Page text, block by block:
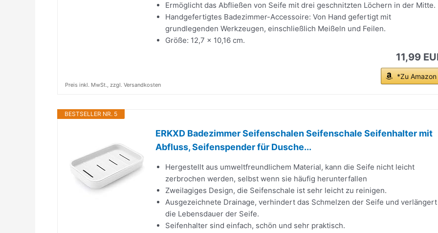
Ermöglicht das Abfließen von Seife mit drei geschnitzten Löchern in der Mitte.
Handgefertigtes Badezimmer-Accessoire: Von Hand gefertigt mit
grundlegenden Werkzeugen, einschließlich Meißeln und Feilen.
Größe: 12,7 x 10,16 cm.
11,99
*Zu Amazon
Preis inkl. MwSt., zzgl. Versandkosten
BESTSELLER NR. 5
ERKXD Badezimmer Seifenschalen Seifenschale Seifenhalter mit
Abfluss, Seifenspender für Dusche...
Hergestellt aus umweltfreundlichem Material, kann die Seife nicht leicht
zerbrochen werden, selbst wenn sie häufig herunterfallen
Zweilagiges Design, die Seifenschale ist sehr leicht zu reinigen.
Ausgezeichnete Drainage, verhindert das Schmelzen der Seife und verlängert
die Lebensdauer der Seife.
Seifenhalter sind einfach, schön und sehr praktisch.